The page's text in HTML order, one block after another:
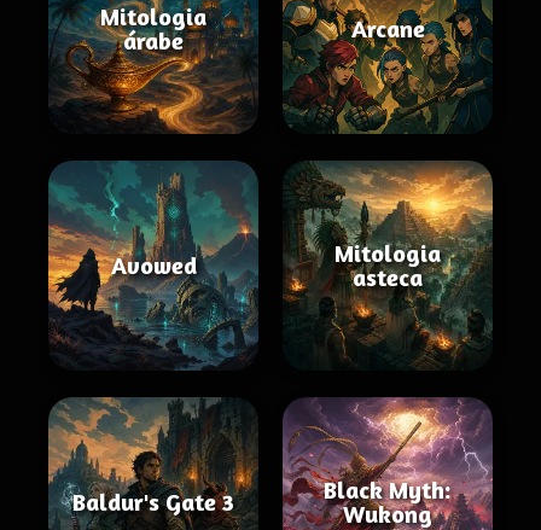
Mitologia
árabe
Arcane
Avowed
Mitologia
asteca
Baldur's Gate 3
Black Myth:
Wukong